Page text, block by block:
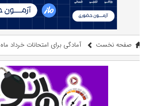
صفحه نخست آمادگی برای امتحانات خرداد ماه